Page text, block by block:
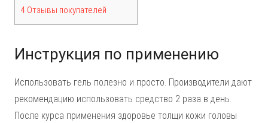
4 Отзывы покупателей
Инструкция по применению
Использовать гель полезно и просто. Производители дают
рекомендацию использовать средство 2 раза в день.
После курса применения здоровье толщи кожи головы